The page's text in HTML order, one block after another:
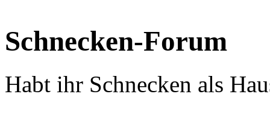
Schnecken-Forum
Habt ihr Schnecken als